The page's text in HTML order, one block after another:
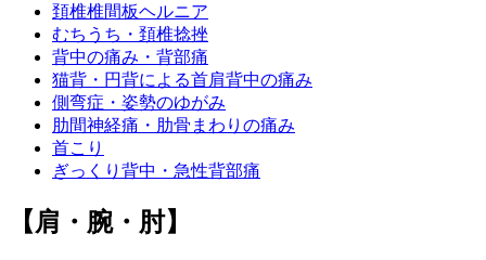
頚椎椎間板ヘルニア
むちうち・頚椎捻挫
背中の痛み・背部痛
猫背・円背による首肩背中の痛み
側弯症・姿勢のゆがみ
肋間神経痛・肋骨まわりの痛み
首こり
ぎっくり背中・急性背部痛
【肩・腕・肘】